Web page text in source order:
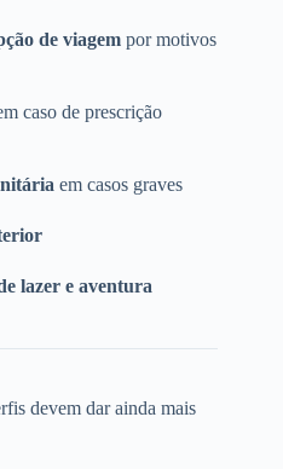
de viagem por motivos
caso de prescrição
em casos graves
lazer e aventura
devem dar ainda mais